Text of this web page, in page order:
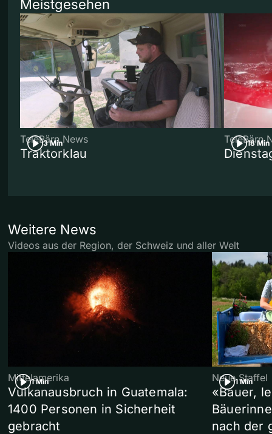
Meistgesehen
3 Min
TeleBärn News
Traktorklau
18 Min
TeleBärn
Weitere News
Videos aus der Region, der Schweiz und aller Welt
1 Min
Mittelamerika
Vulkanausbruch in Guatemala:
1400 Personen in Sicherheit
gebracht
1 Min
Neue Staffel
«Bauer,
nach der